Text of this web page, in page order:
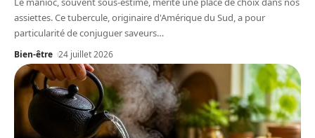
assiettes. Ce tubercule, originaire d'Amérique du Sud, a pour
particularité de conjuguer saveurs…
Bien-être 24 juillet 2026